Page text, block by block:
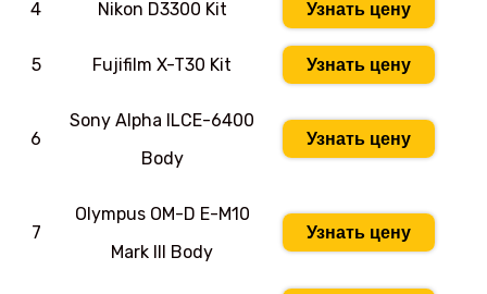
4 Nikon D3300 Kit Узнать цену
5 Fujifilm X-T30 Kit Узнать цену
6
Sony Alpha ILCE-6400
Body
Узнать цену
7
Olympus OM-D E-M10
Mark III Body
Узнать цену